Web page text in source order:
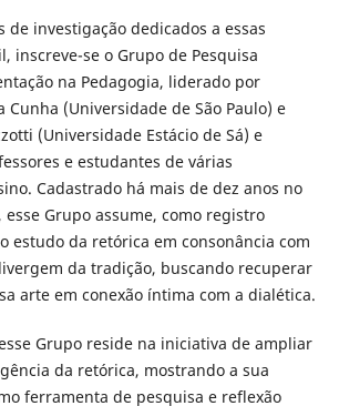
de investigação dedicados a essas
inscreve-se o Grupo de Pesquisa
na Pedagogia, liderado por
Cunha (Universidade de São Paulo) e
(Universidade Estácio de Sá) e
e estudantes de várias
Cadastrado há mais de dez anos no
Grupo assume, como registro
estudo da retórica em consonância com
da tradição, buscando recuperar
arte em conexão íntima com a dialética.
Grupo reside na iniciativa de ampliar
da retórica, mostrando a sua
ferramenta de pesquisa e reflexão